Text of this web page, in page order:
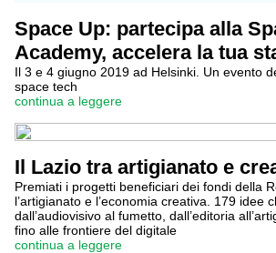
Space Up: partecipa alla
Academy, accelera la tua
Il 3 e 4 giugno 2019 ad Helsinki. Un evento
space tech
continua a leggere
Il Lazio tra artigianato e
Premiati i progetti beneficiari dei fondi della
l’artigianato e l’economia creativa. 179 idee
dall’audiovisivo al fumetto, dall’editoria
fino alle frontiere del digitale
continua a leggere